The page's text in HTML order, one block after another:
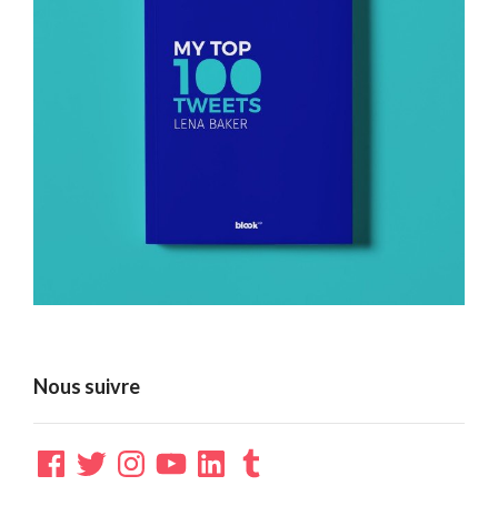
Nous suivre
Facebook
TwitterInstagramYouTubeLinkedInTumblr